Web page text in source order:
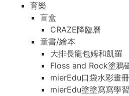
育樂
盲盒
CRAZE降臨曆
童書/繪本
大排長龍包姆和凱羅
Floss and Rock塗鴉
mierEdu口袋水彩畫
mierEdu塗塗寫寫學